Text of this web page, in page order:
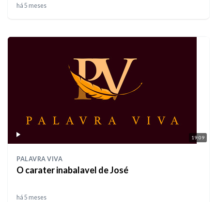
há 5 meses
19:09
PALAVRA VIVA
O carater inabalavel de José
há 5 meses